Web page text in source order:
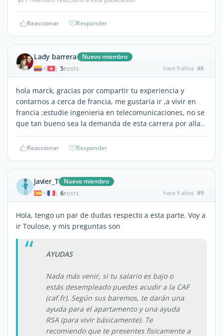
Reaccionar Responder
Lady barrera Nuevo miembro
| 5POSTS hace 9 años #8
hola marck, gracias por compartir tu experiencia y
contarnos a cerca de francia, me gustaria ir ,a vivir en
francia ;estudie ingenieria en telecomunicaciones, no se
que tan bueno sea la demanda de esta carrera por alla..
Reaccionar Responder
Javier_T Nuevo miembro
| 6POSTS hace 9 años #9
Hola, tengo un par de dudas respecto a esta parte. Voy a
ir Toulose, y mis preguntas son
AYUDAS
Nada más venir, si tu salario es bajo o
estás desempleado puedes acudir a la CAF
(caf.fr). Según sus baremos, te darán una
ayuda para el apartamento y una ayuda
RSA (para vivir básicamente). Te
recomiendo que te presentes fisicamente a